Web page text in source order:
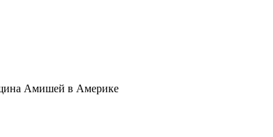
Амишей в Америке